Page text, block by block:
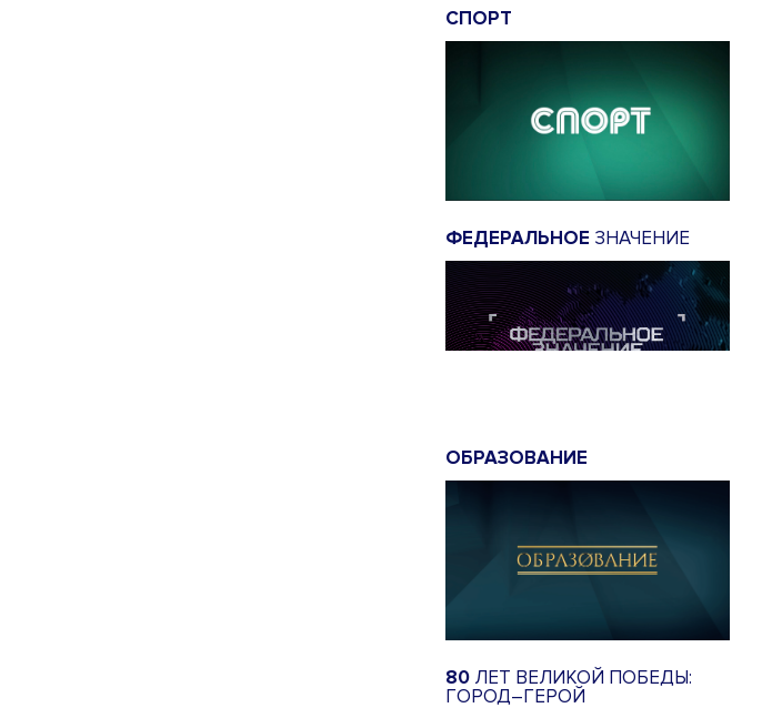
СПОРТ
ФЕДЕРАЛЬНОЕ ЗНАЧЕНИЕ
ОБРАЗОВАНИЕ
80 ЛЕТ ВЕЛИКОЙ ПОБЕДЫ:
ГОРОД–ГЕРОЙ